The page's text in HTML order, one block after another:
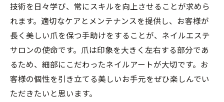
技術を日々学び、常にスキルを向上させることが求めら
れます。適切なケアとメンテナンスを提供し、お客様が
長く美しい爪を保つ手助けをすることが、ネイルエステ
サロンの使命です。爪は印象を大きく左右する部分であ
るため、細部にこだわったネイルアートが大切です。お
客様の個性を引き立てる美しいお手元をぜひ楽しんでい
ただきたいと思います。